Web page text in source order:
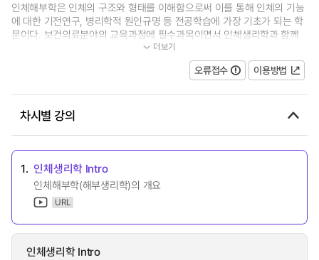
인체해부학은 인체의 구조와 형태를 이해함으로써 이를 통해 인체의 기능
에 대한 기전연구, 병리학적 원인규명 등 전공학습에 가장 기초가 되는 학
문이다. 보건의료분야의 교육과정에 필수과목이면서 인체생리학과 함께
임상병리사 국가시험에 등록되어... 더보기
오류접수 이용방법
차시별 강의
1. 인체생리학 Intro
인체해부학(해부생리학)의 개요
URL
인체생리학 Intro